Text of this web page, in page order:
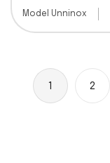
Model Unninox
2